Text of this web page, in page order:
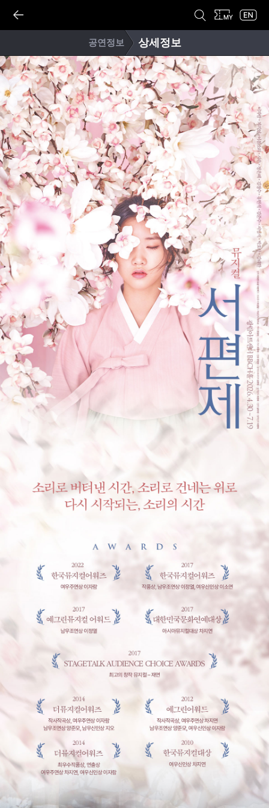
예 검색 마이티 글로벌
공연정보
>
상세정보